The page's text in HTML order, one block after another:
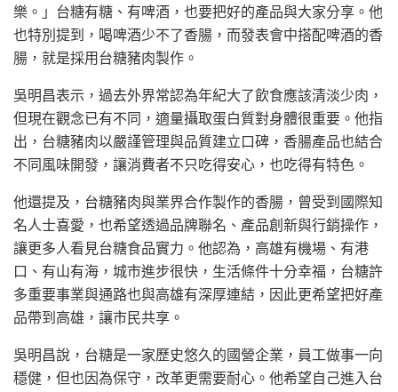
樂。」台糖有糖、有啤酒，也要把好的產品與大家分享。他
也特別提到，喝啤酒少不了香腸，而發表會中搭配啤酒的香
腸，就是採用台糖豬肉製作。
吳明昌表示，過去外界常認為年紀大了飲食應該清淡少肉，
但現在觀念已有不同，適量攝取蛋白質對身體很重要。他指
出，台糖豬肉以嚴謹管理與品質建立口碑，香腸產品也結合
不同風味開發，讓消費者不只吃得安心，也吃得有特色。
他還提及，台糖豬肉與業界合作製作的香腸，曾受到國際知
名人士喜愛，也希望透過品牌聯名、產品創新與行銷操作，
讓更多人看見台糖食品實力。他認為，高雄有機場、有港
口、有山有海，城市進步很快，生活條件十分幸福，台糖許
多重要事業與通路也與高雄有深厚連結，因此更希望把好產
品帶到高雄，讓市民共享。
吳明昌說，台糖是一家歷史悠久的國營企業，員工做事一向
穩健，但也因為保守，改革更需要耐心。他希望自己進入台